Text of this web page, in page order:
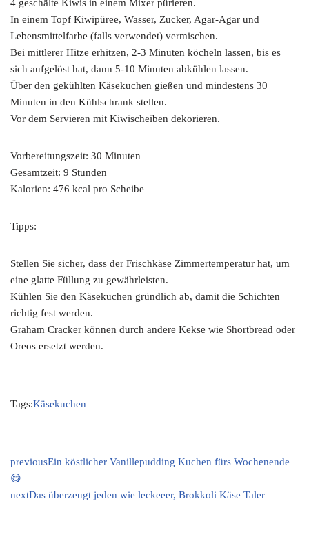
4 geschälte Kiwis in einem Mixer pürieren.
In einem Topf Kiwipüree, Wasser, Zucker, Agar-Agar und
Lebensmittelfarbe (falls verwendet) vermischen.
Bei mittlerer Hitze erhitzen, 2-3 Minuten köcheln lassen, bis es
sich aufgelöst hat, dann 5-10 Minuten abkühlen lassen.
Über den gekühlten Käsekuchen gießen und mindestens 30
Minuten in den Kühlschrank stellen.
Vor dem Servieren mit Kiwischeiben dekorieren.
Vorbereitungszeit: 30 Minuten
Gesamtzeit: 9 Stunden
Kalorien: 476 kcal pro Scheibe
Tipps:
Stellen Sie sicher, dass der Frischkäse Zimmertemperatur hat, um
eine glatte Füllung zu gewährleisten.
Kühlen Sie den Käsekuchen gründlich ab, damit die Schichten
richtig fest werden.
Graham Cracker können durch andere Kekse wie Shortbread oder
Oreos ersetzt werden.
Tags:Käsekuchen
previousEin köstlicher Vanillepudding Kuchen fürs Wochenende
😋
nextDas überzeugt jeden wie leckeeer, Brokkoli Käse Taler